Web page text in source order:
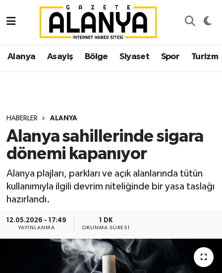
Alanya Asayiş Bölge Siyaset Spor Turizm
HABERLER ALANYA
Alanya sahillerinde sigara
dönemi kapanıyor
Alanya plajları, parkları ve açık alanlarında tütün
kullanımıyla ilgili devrim niteliğinde bir yasa taslağı
hazırlandı.
12.05.2026 - 17:49
YAYINLANMA
1 DK
OKUNMA SÜRESI
Alanya
Asayiş
Siyaset
Spor
Ekonomi
İstanbul Nöbetçi Eczaneler
İstanbul Hava Durumu
Süper Lig Puan Durumu ve Fikstür
Tüm Manşetler
Son Dakika Haberleri
Haber Arşivi